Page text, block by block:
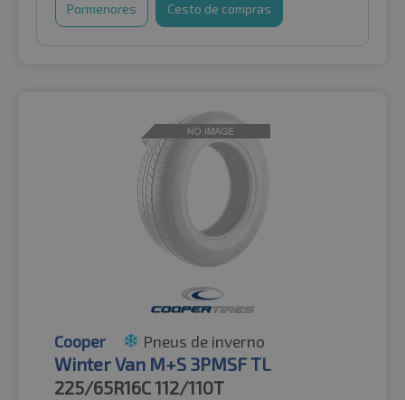
Pormenores Cesto de compras
Cooper Pneus de inverno
Winter Van M+S 3PMSF TL
225/65R16C112/110T